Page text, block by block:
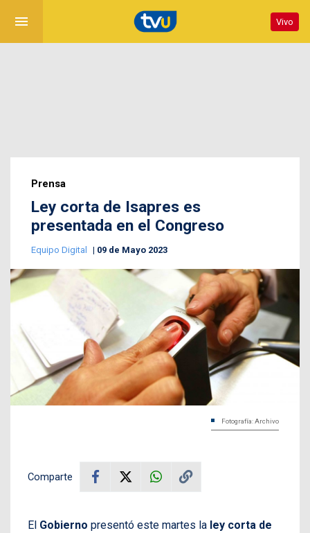
menu Vivo
Prensa
Ley corta de Isapres es
presentada en el Congreso
Equipo Digital 09 de Mayo 2023
Fotografía: Archivo
Comparte
El Gobierno presentó este martes la ley corta de